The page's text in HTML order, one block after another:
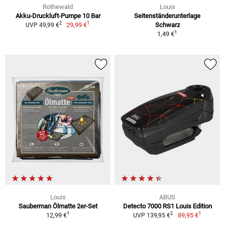
Rothewald
Akku-Druckluft-Pumpe 10 Bar
UVP 49,99 €2 29,99 €1
Louis
Seitenständerunterlage
Schwarz
1,49 €1
Louis
Sauberman Ölmatte 2er-Set
12,99 €1
ABUS
Detecto 7000 RS1 Louis Edition
UVP 139,95 €2 89,95 €1